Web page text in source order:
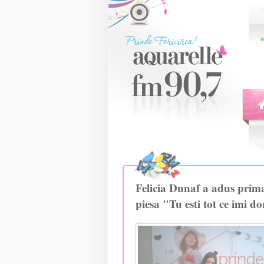
Felicia Dunaf a adus
piesa "Tu esti tot ce imi